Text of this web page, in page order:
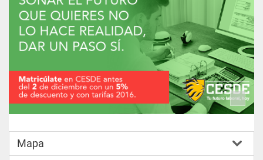
NIVEL 4
Presupuestos
Mapa